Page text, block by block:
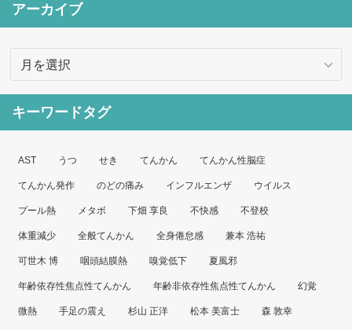
アーカイブ
カ
イ
キーワードタグ
AST うつ せき てんかん てんかん性脳症
てんかん発作 のどの痛み インフルエンザ ウイルス
プール熱 メタボ 下畑 享良 不快感 不登校
体重減少 全般てんかん 全身倦怠感 兼本 浩祐
可世木 博 咽頭結膜熱 嗅覚低下 夏風邪
年齢依存性焦点性てんかん 年齢非依存性焦点性てんかん 幻覚
微熱 手足の震え 杉山 正洋 松本 美富士 森 敦幸